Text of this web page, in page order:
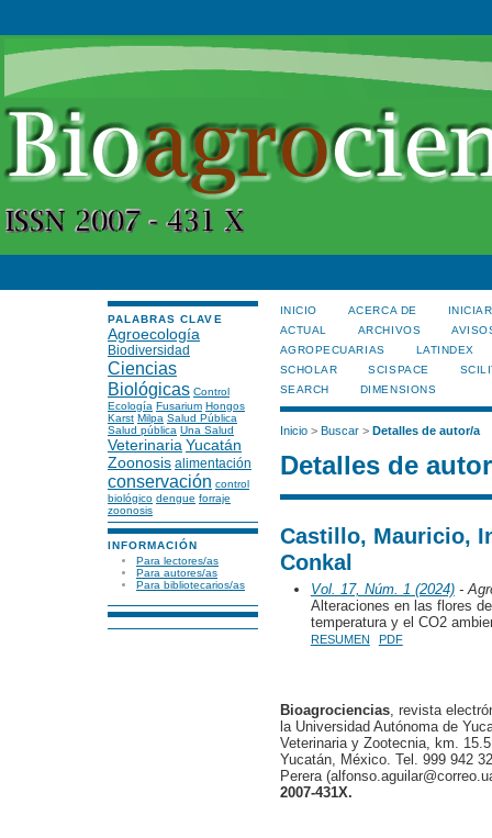
PALABRAS CLAVE
Agroecología
Biodiversidad
Ciencias
Biológicas Control
Ecología Fusarium Hongos
Karst Milpa Salud Pública
Salud pública Una Salud
Veterinaria Yucatán
Zoonosis alimentación
conservación control
biológico dengue forraje
zoonosis
INFORMACIÓN
Para lectores/as
Para autores/as
Para bibliotecarios/as
INICIO ACERCA DE
ACTUAL
ARCHIVOS
AGROPECUARIAS
LATINDEX
SCHOLAR
SCISPACE
SEARCH
DIMENSIONS
Inicio> Buscar> Detalles de autor/a
Detalles de
Castillo, Mauricio,
Conkal
Vol. 17, Núm. 1 (2024)-
Alteraciones en las flores
temperatura y el CO2
RESUMEN PDF
Bioagrociencias, revista
la Universidad Autónoma de
Veterinaria y Zootecnia, km.
Yucatán, México. Tel. 999 942
Perera
2007-431X.